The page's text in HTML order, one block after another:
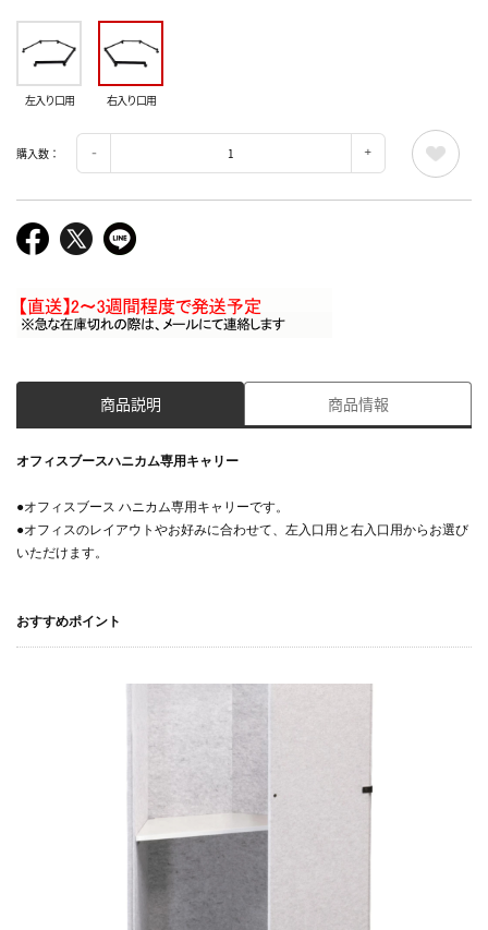
左入り口用 右入り口用
購入数：
商品説明 商品情報
オフィスブースハニカム専用キャリー
●オフィスブース ハニカム専用キャリーです。
●オフィスのレイアウトやお好みに合わせて、左入口用と右入口用からお選び
いただけます。
おすすめポイント